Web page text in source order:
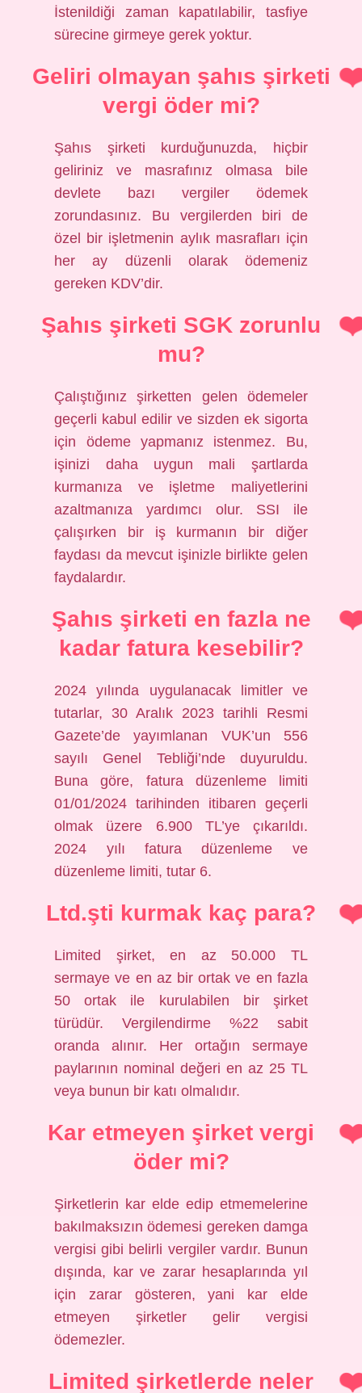
İstenildiği zaman kapatılabilir, tasfiye
sürecine girmeye gerek yoktur.
Geliri olmayan şahıs şirketi
vergi öder mi?
Şahıs şirketi kurduğunuzda, hiçbir
geliriniz ve masrafınız olmasa bile
devlete bazı vergiler ödemek
zorundasınız. Bu vergilerden biri de
özel bir işletmenin aylık masrafları için
her ay düzenli olarak ödemeniz
gereken KDV’dir.
Şahıs şirketi SGK zorunlu
mu?
Çalıştığınız şirketten gelen ödemeler
geçerli kabul edilir ve sizden ek sigorta
için ödeme yapmanız istenmez. Bu,
işinizi daha uygun mali şartlarda
kurmanıza ve işletme maliyetlerini
azaltmanıza yardımcı olur. SSI ile
çalışırken bir iş kurmanın bir diğer
faydası da mevcut işinizle birlikte gelen
faydalardır.
Şahıs şirketi en fazla ne
kadar fatura kesebilir?
2024 yılında uygulanacak limitler ve
tutarlar, 30 Aralık 2023 tarihli Resmi
Gazete’de yayımlanan VUK’un 556
sayılı Genel Tebliği’nde duyuruldu.
Buna göre, fatura düzenleme limiti
01/01/2024 tarihinden itibaren geçerli
olmak üzere 6.900 TL’ye çıkarıldı.
2024 yılı fatura düzenleme ve
düzenleme limiti, tutar 6.
Ltd.şti kurmak kaç para?
Limited şirket, en az 50.000 TL
sermaye ve en az bir ortak ve en fazla
50 ortak ile kurulabilen bir şirket
türüdür. Vergilendirme %22 sabit
oranda alınır. Her ortağın sermaye
paylarının nominal değeri en az 25 TL
veya bunun bir katı olmalıdır.
Kar etmeyen şirket vergi
öder mi?
Şirketlerin kar elde edip etmemelerine
bakılmaksızın ödemesi gereken damga
vergisi gibi belirli vergiler vardır. Bunun
dışında, kar ve zarar hesaplarında yıl
için zarar gösteren, yani kar elde
etmeyen şirketler gelir vergisi
ödemezler.
Limited şirketlerde neler